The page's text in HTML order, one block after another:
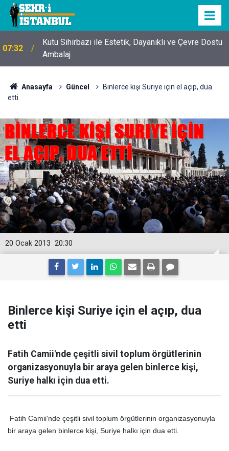
07:32
Kutu Sihirbazı ile Estetik, Dayanıklı ve Çevre Dostu
Ambalaj
Anasayfa Güncel
Binlerce kişi Suriye için el açıp, dua
etti
20:30
20 Ocak 2013
Binlerce kişi Suriye için el açıp, dua
etti
Fatih Camii'nde çeşitli sivil toplum örgütlerinin
organizasyonuyla bir araya gelen binlerce kişi,
Suriye halkı için dua etti.
Fatih Camii'nde çeşitli sivil toplum örgütlerinin organizasyonuyla
bir araya gelen binlerce kişi, Suriye halkı için dua etti.